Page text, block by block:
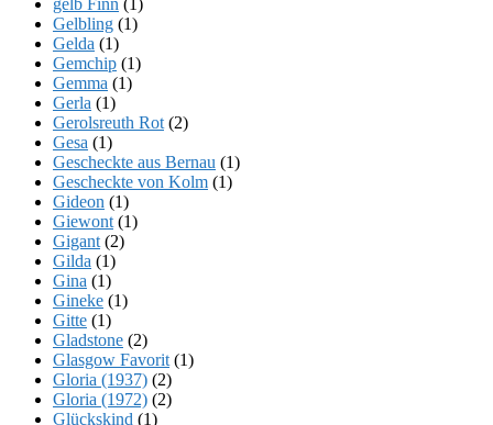
Gelbling (1)
Gelda (1)
Gemchip (1)
Gemma (1)
Gerla (1)
Gerolsreuth Rot (2)
Gesa (1)
Gescheckte aus Bernau (1)
Gescheckte von Kolm (1)
Gideon (1)
Giewont (1)
Gigant (2)
Gilda (1)
Gina (1)
Gineke (1)
Gitte (1)
Gladstone (2)
Glasgow Favorit (1)
Gloria (1937) (2)
Gloria (1972) (2)
Glückskind (1)